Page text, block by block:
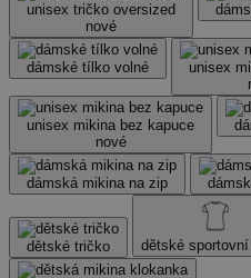
unisex tričko oversized
nové
dámské tílko volné
unisex
unisex mikina bez kapuce
nové
dámská mikina na zip
dětské tričko dětské